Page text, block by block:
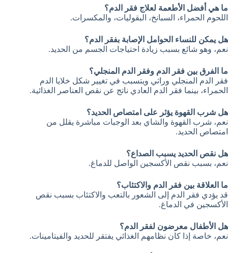
ما هي أفضل الأطعمة لعلاج فقر الدم؟
اللحوم الحمراء، السبانخ، البقوليات، والمكسرات.
هل يمكن للنساء الحوامل الإصابة بفقر الدم؟
نعم، وهو شائع بسبب زيادة احتياجات الجسم من الحديد.
ما الفرق بين فقر الدم وفقر الدم المنجلي؟
فقر الدم المنجلي وراثي ويتسبب في تغيير شكل خلايا الدم
الحمراء، بينما فقر الدم العادي ناتج عن نقص العناصر الغذائية.
هل شرب القهوة يؤثر على امتصاص الحديد؟
نعم، شرب القهوة والشاي بعد الوجبات مباشرة يقلل من
امتصاص الحديد.
هل نقص الحديد يسبب الصداع؟
نعم، بسبب نقص الأكسجين الواصل للدماغ.
ما العلاقة بين فقر الدم والاكتئاب؟
قد يؤدي فقر الدم إلى الشعور بالتعب والاكتئاب بسبب نقص
الأكسجين في الدماغ.
هل الأطفال معرضون لفقر الدم؟
نعم، خاصة إذا كان نظامهم الغذائي يفتقر للحديد والفيتامينات.